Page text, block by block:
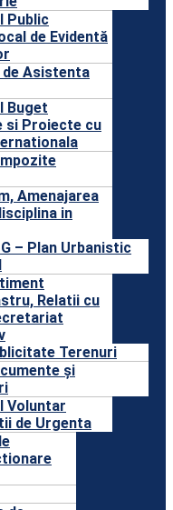
Public
de Evidentă
de Asistenta
Buget
si Proiecte cu
Amenajarea
in
– Plan Urbanistic
Relatii cu
Terenuri
și
Voluntar
de Urgenta